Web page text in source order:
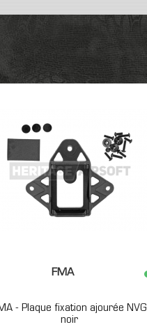
FMA
- Plaque fixation ajourée NVG
noir